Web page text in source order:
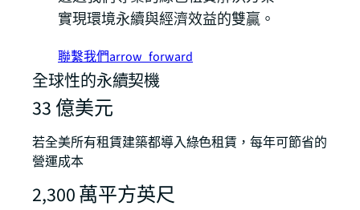
實現環境永續與經濟效益的雙贏。
聯繫我們arrow_forward
全球性的永續契機
33 億美元
若全美所有租賃建築都導入綠色租賃，每年可節省的
營運成本
2,300 萬平方英尺